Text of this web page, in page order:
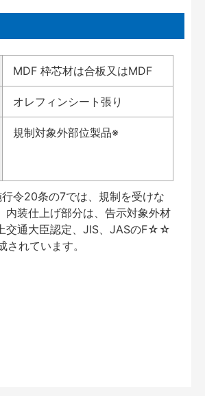
MDF 枠芯材は合板又はMDF
オレフィンシート張り
規制対象外部位製品※
令20条の7では、規制を受けな
内装仕上げ部分は、告示対象外材
交通大臣認定、JIS、JASのF☆☆
れています。